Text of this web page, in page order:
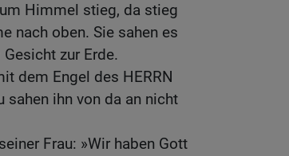
Himmel stieg, da stieg
nach oben. Sie sahen es
zur Erde.
dem Engel des HERRN
sahen ihn von da an nicht
Frau: »Wir haben Gott